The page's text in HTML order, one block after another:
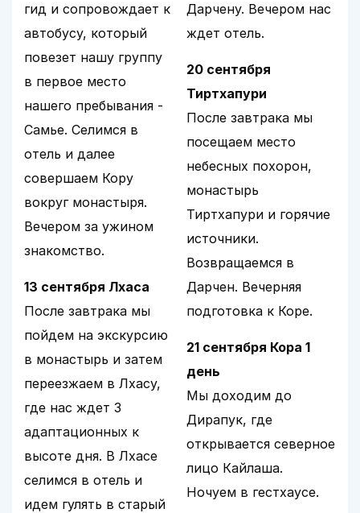
гид и сопровождает к
автобусу, который
повезет нашу группу
в первое место
нашего пребывания -
Самье. Селимся в
отель и далее
совершаем Кору
вокруг монастыря.
Вечером за ужином
знакомство.
13 сентября Лхаса
После завтрака мы
пойдем на экскурсию
в монастырь и затем
переезжаем в Лхасу,
где нас ждет 3
адаптационных к
высоте дня. В Лхасе
селимся в отель и
идем гулять в старый
Дарчену. Вечером нас
ждет отель.
20 сентября
Тиртхапури
После завтрака мы
посещаем место
небесных похорон,
монастырь
Тиртхапури и горячие
источники.
Возвращаемся в
Дарчен. Вечерняя
подготовка к Коре.
21 сентября Кора 1
день
Мы доходим до
Дирапук, где
открывается северное
лицо Кайлаша.
Ночуем в гестхаусе.